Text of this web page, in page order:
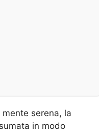
serena, la
in modo